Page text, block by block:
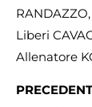
Liberi
Allenatore